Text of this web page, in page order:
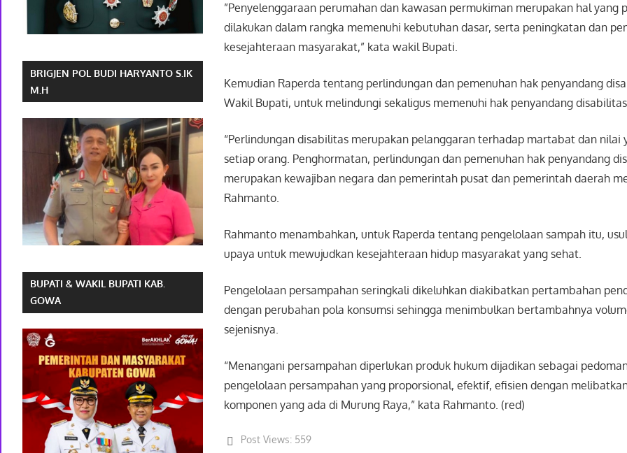
”Penyelenggaraan perumahan dan kawasan permukiman merupakan hal yang
dilakukan dalam rangka memenuhi kebutuhan dasar, serta peningkatan dan
kesejahteraan masyarakat,” kata wakil Bupati.
Kemudian Raperda tentang perlindungan dan pemenuhan hak penyandang
Wakil Bupati, untuk melindungi sekaligus memenuhi hak penyandang
“Perlindungan disabilitas merupakan pelanggaran terhadap martabat dan nilai
setiap orang. Penghormatan, perlindungan dan pemenuhan hak penyandang
merupakan kewajiban negara dan pemerintah pusat dan pemerintah daerah
Rahmanto.
Rahmanto menambahkan, untuk Raperda tentang pengelolaan sampah itu,
upaya untuk mewujudkan kesejahteraan hidup masyarakat yang sehat.
Pengelolaan persampahan seringkali dikeluhkan diakibatkan pertambahan
dengan perubahan pola konsumsi sehingga menimbulkan bertambahnya
sejenisnya.
“Menangani persampahan diperlukan produk hukum dijadikan sebagai
pengelolaan persampahan yang proporsional, efektif, efisien dengan
komponen yang ada di Murung Raya,” kata Rahmanto. (red)
Post Views: 559
BRIGJEN POL BUDI HARYANTO S.IK
M.H
BUPATI & WAKIL BUPATI KAB.
GOWA